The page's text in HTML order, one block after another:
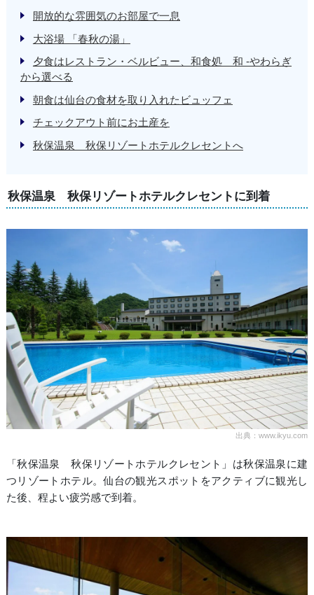
開放的な雰囲気のお部屋で一息
大浴場 「春秋の湯」
夕食はレストラン・ベルビュー、和食処 和 -やわらぎ
から選べる
朝食は仙台の食材を取り入れたビュッフェ
チェックアウト前にお土産を
秋保温泉 秋保リゾートホテルクレセントへ
秋保温泉 秋保リゾートホテルクレセントに到着
出典：www.ikyu.com
「秋保温泉 秋保リゾートホテルクレセント」は秋保温泉に建
つリゾートホテル。仙台の観光スポットをアクティブに観光し
た後、程よい疲労感で到着。